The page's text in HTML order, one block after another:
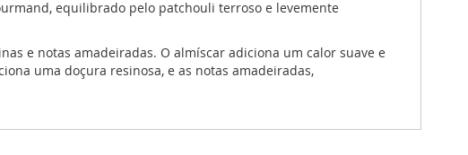
equilibrado pelo patchouli terroso e levemente
e notas amadeiradas. O almíscar adiciona um calor suave e
uma doçura resinosa, e as notas amadeiradas,